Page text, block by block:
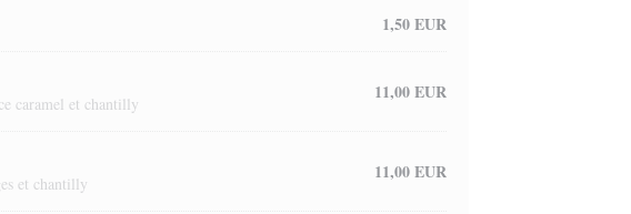
1,50 EUR
caramel et chantilly
11,00 EUR
et chantilly
11,00 EUR